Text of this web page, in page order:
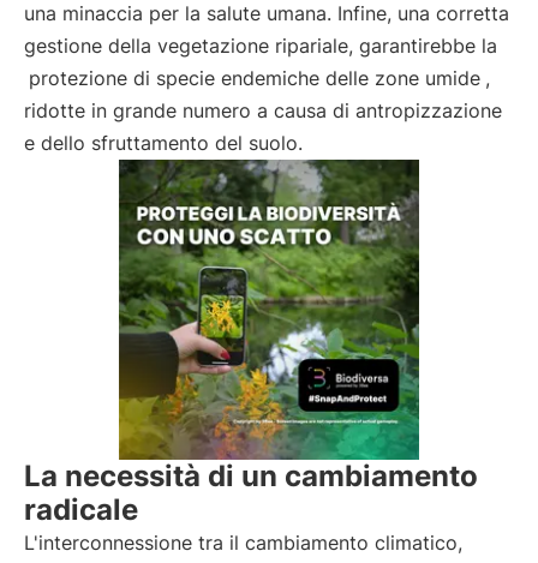
una minaccia per la salute umana. Infine, una corretta
gestione della vegetazione ripariale, garantirebbe la
protezione di specie endemiche delle zone umide ,
ridotte in grande numero a causa di antropizzazione
e dello sfruttamento del suolo.
La necessità di un cambiamento
radicale
L'interconnessione tra il cambiamento climatico,